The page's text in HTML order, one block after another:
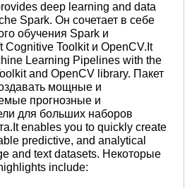
deep learning and data
Spark. Он сочетает в себе
обучения Spark и
Cognitive Toolkit и OpenCV.It
Learning Pipelines with the
and OpenCV library. Пакет
мощные и
прогнозные и
для больших наборов
enables you to quickly create
predictive, and analytical
and text datasets. Некоторые
include: